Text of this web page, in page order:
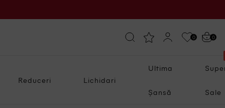
0 0
Reduceri Lichidari
Ultima
Șansă Sale